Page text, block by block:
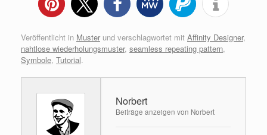
Veröffentlicht in Muster und verschlagwortet mit Affinity Designer,
nahtlose wiederholungsmuster, seamless repeating pattern,
Symbole, Tutorial.
Norbert
Beiträge anzeigen von Norbert